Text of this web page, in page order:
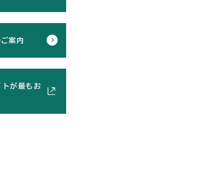
案内
トが最もお